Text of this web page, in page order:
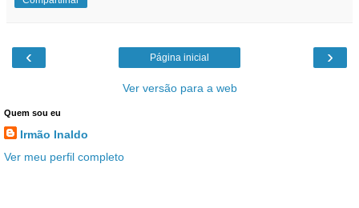
‹ ›
Página inicial
Ver versão para a web
Quem sou eu
Irmão Inaldo
Ver meu perfil completo